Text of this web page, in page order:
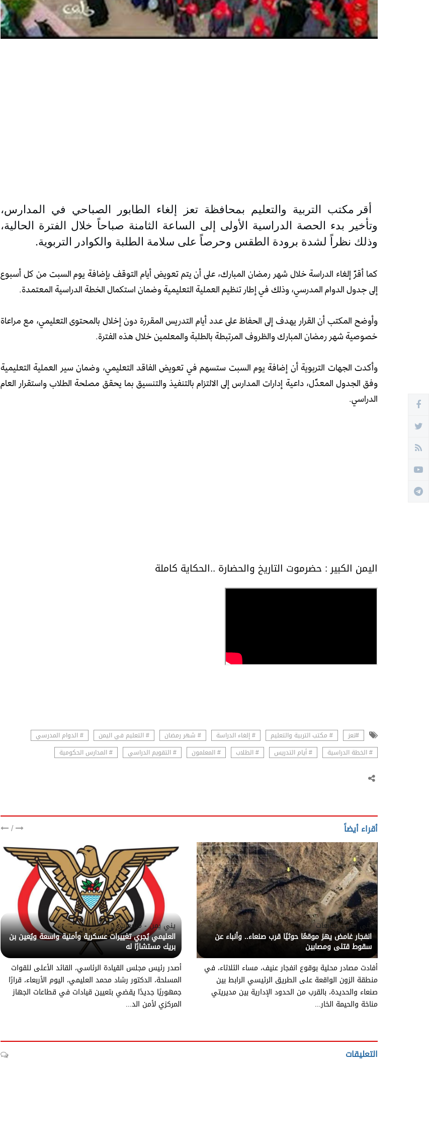
وذلك نظراً لشدة برودة الطقس وحرصاً على سلامة الطلبة والكوادر التربوية.
كما أقرّ إلغاء الدراسة خلال شهر رمضان المبارك، على أن يتم تعويض أيام التوقف بإضافة يوم السبت من كل أسبوع
إلى جدول الدوام المدرسي، وذلك في إطار تنظيم العملية التعليمية وضمان استكمال الخطة الدراسية المعتمدة.
وأوضح المكتب أن القرار يهدف إلى الحفاظ على عدد أيام التدريس المقررة دون إخلال بالمحتوى التعليمي، مع مراعاة
خصوصية شهر رمضان المبارك والظروف المرتبطة بالطلبة والمعلمين خلال هذه الفترة.
وأكدت الجهات التربوية أن إضافة يوم السبت ستسهم في تعويض الفاقد التعليمي، وضمان سير العملية التعليمية
وفق الجدول المعدّل، داعية إدارات المدارس إلى الالتزام بالتنفيذ والتنسيق بما يحقق مصلحة الطلاب واستقرار العام
الدراسي.
اليمن الكبير : حضرموت التاريخ والحضارة ..الحكاية كاملة
#تعز # مكتب التربية والتعليم # إلغاء الدراسة # شهر رمضان # التعليم في اليمن
# الدوام المدرسي
# الخطة الدراسية
# أيام التدريس # الطلاب # المعلمون # التقويم الدراسي # المدارس الحكومية
أقراء أيضاً /
يني يمن - متابعات
انفجار غامض يهز موقعًا حوثيًا قرب صنعاء.. وأنباء عن
سقوط قتلى ومصابين
أفادت مصادر محلية بوقوع انفجار عنيف، مساء الثلاثاء، في
منطقة الزون الواقعة على الطريق الرئيسي الرابط بين
صنعاء والحديدة، بالقرب من الحدود الإدارية بين مديريتي
مناخة والحيمة الخار...
يني يمن - متابعات
العليمي يُجري تغييرات عسكرية وأمنية واسعة ويُعين بن
بريك مستشارًا له
أصدر رئيس مجلس القيادة الرئاسي، القائد الأعلى للقوات
المسلحة، الدكتور رشاد محمد العليمي، اليوم الأربعاء، قرارًا
جمهوريًا جديدًا يقضي بتعيين قيادات في قطاعات الجهاز
المركزي لأمن الد...
التعليقات